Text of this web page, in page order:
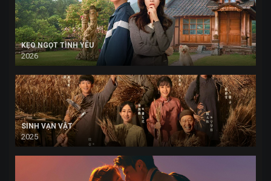
KẸO NGỌT TÌNH YÊU
2026
SINH VẠN VẬT
2025